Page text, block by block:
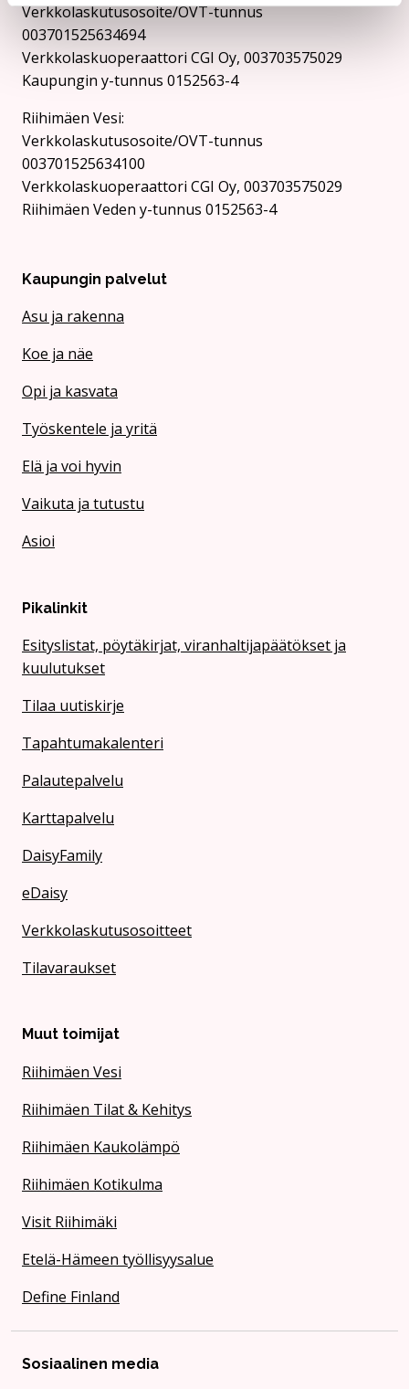
Verkkolaskutusosoite/OVT-tunnus
003701525634694
Verkkolaskuoperaattori CGI Oy, 003703575029
Kaupungin y-tunnus 0152563-4
Rii­hi­mäen Vesi:
Verkkolaskutusosoite/OVT-tunnus
003701525634100
Verkkolaskuoperaattori CGI Oy, 003703575029
Riihimäen Veden y-tunnus 0152563-4
Kaupungin palvelut
Asu ja rakenna
Koe ja näe
Opi ja kasvata
Työskentele ja yritä
Elä ja voi hyvin
Vaikuta ja tutustu
Asioi
Pikalinkit
Esityslistat, pöytäkirjat, viranhaltijapäätökset ja
kuulutukset
Tilaa uutiskirje
Tapahtumakalenteri
Palautepalvelu
Karttapalvelu
DaisyFamily
eDaisy
Verkkolaskutusosoitteet
Tilavaraukset
Muut toimijat
Riihimäen Vesi
Riihimäen Tilat & Kehitys
Riihimäen Kaukolämpö
Riihimäen Kotikulma
Visit Riihimäki
Etelä-Hämeen työllisyysalue
Define Finland
Sosiaalinen media